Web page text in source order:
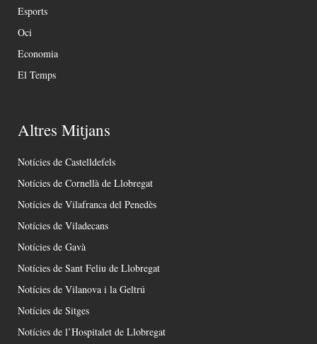
Esports
Oci
Economia
El Temps
Altres Mitjans
Notícies de Castelldefels
Notícies de Cornellà de Llobregat
Notícies de Vilafranca del Penedès
Notícies de Viladecans
Notícies de Gavà
Notícies de Sant Feliu de Llobregat
Notícies de Vilanova i la Geltrú
Notícies de Sitges
Notícies de l’Hospitalet de Llobregat